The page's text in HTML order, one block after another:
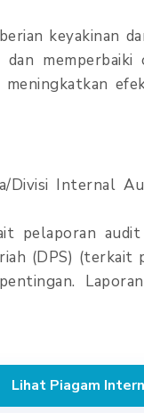
keyakinan
memperbaiki
Divisi Internal
pelaporan
(DPS)
Lihat Piagam